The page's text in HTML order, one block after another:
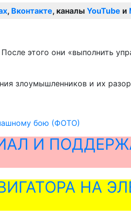
, Вконтакте, каналы YouTube и
этого они «выполнить
злоумышленников и их
бою (ФОТО)
И
НА